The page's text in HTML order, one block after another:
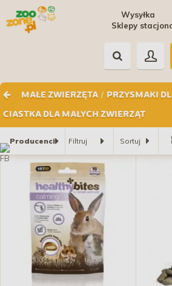
Wysyłka
Sklepy
MAŁE ZWIERZĘTA / PRZYSMAKI
CIASTKA DLA MAŁYCH ZWIERZĄT